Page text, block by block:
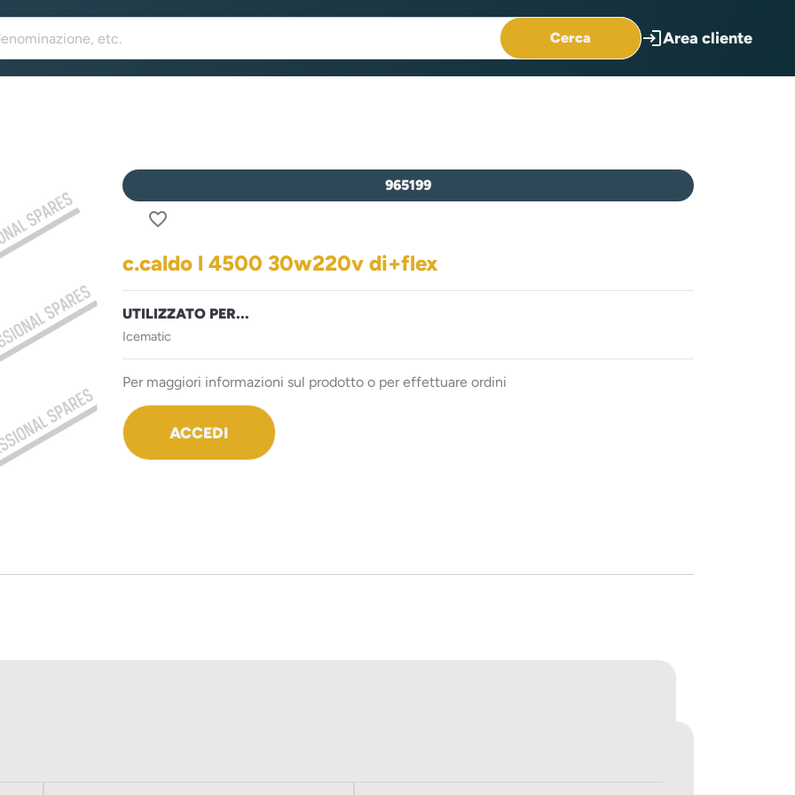
Cerca loginArea cliente
965199
favorite_border
c.caldo l 4500 30w220v di+flex
UTILIZZATO PER...
Icematic
Per maggiori informazioni sul prodotto o per effettuare ordini
ACCEDI